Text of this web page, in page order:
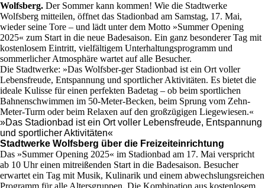
Wolfsberg. Der Sommer kann kommen! Wie die Stadtwerke
Wolfsberg mitteilen, öffnet das Stadionbad am Samstag, 17. Mai,
wieder seine Tore – und lädt unter dem Motto »Summer Opening
2025« zum Start in die neue Badesaison. Ein ganz besonderer Tag mit
kostenlosem Eintritt, vielfältigem Unterhaltungsprogramm und
sommerlicher Atmosphäre wartet auf alle Besucher.
Die Stadtwerke: »Das Wolfsber-ger Stadionbad ist ein Ort voller
Lebensfreude, Entspannung und sportlicher Aktivitäten. Es bietet die
ideale Kulisse für einen perfekten Badetag – ob beim sportlichen
Bahnenschwimmen im 50-Meter-Becken, beim Sprung vom Zehn-
Meter-Turm oder beim Relaxen auf den großzügigen Liegewiesen.«
»Das Stadionbad ist ein Ort voller Lebensfreude, Entspannung
und sportlicher Aktivitäten«
Stadtwerke Wolfsberg über die Freizeiteinrichtung
Das »Summer Opening 2025« im Stadionbad am 17. Mai verspricht
ab 10 Uhr einen mitreißenden Start in die Badesaison. Besucher
erwartet ein Tag mit Musik, Kulinarik und einem abwechslungsreichen
Programm für alle Altersgruppen. Die Kombination aus kostenlosem